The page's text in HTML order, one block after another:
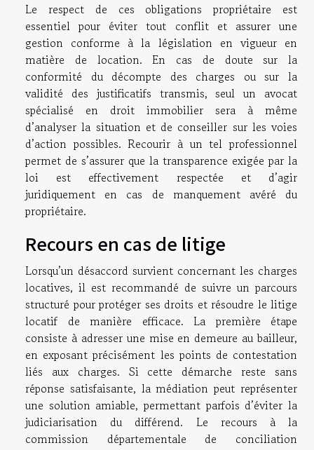
Le respect de ces obligations propriétaire est
essentiel pour éviter tout conflit et assurer une
gestion conforme à la législation en vigueur en
matière de location. En cas de doute sur la
conformité du décompte des charges ou sur la
validité des justificatifs transmis, seul un avocat
spécialisé en droit immobilier sera à même
d’analyser la situation et de conseiller sur les voies
d’action possibles. Recourir à un tel professionnel
permet de s’assurer que la transparence exigée par la
loi est effectivement respectée et d’agir
juridiquement en cas de manquement avéré du
propriétaire.
Recours en cas de litige
Lorsqu’un désaccord survient concernant les charges
locatives, il est recommandé de suivre un parcours
structuré pour protéger ses droits et résoudre le litige
locatif de manière efficace. La première étape
consiste à adresser une mise en demeure au bailleur,
en exposant précisément les points de contestation
liés aux charges. Si cette démarche reste sans
réponse satisfaisante, la médiation peut représenter
une solution amiable, permettant parfois d’éviter la
judiciarisation du différend. Le recours à la
commission départementale de conciliation